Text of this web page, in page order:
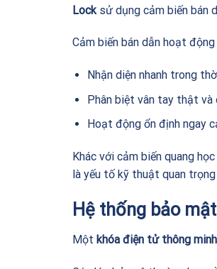
Lock sử dụng cảm biến bán
Cảm biến bán dẫn hoạt
Nhận diện nhanh trong
Phân biệt vân tay thật và
Hoạt động ổn định ngay
Khác với cảm biến quang
là yếu tố kỹ thuật quan
Hệ thống bảo
Một khóa điện tử thông